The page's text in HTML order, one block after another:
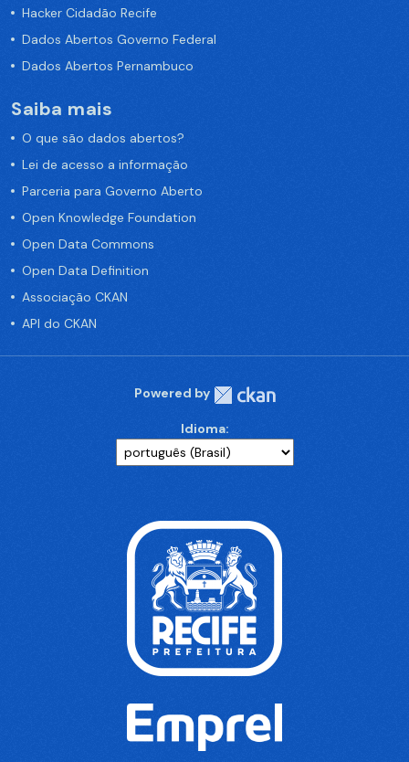
Hacker Cidadão Recife
Dados Abertos Governo Federal
Dados Abertos Pernambuco
Saiba mais
O que são dados abertos?
Lei de acesso a informação
Parceria para Governo Aberto
Open Knowledge Foundation
Open Data Commons
Open Data Definition
Associação CKAN
API do CKAN
Powered by
Idioma